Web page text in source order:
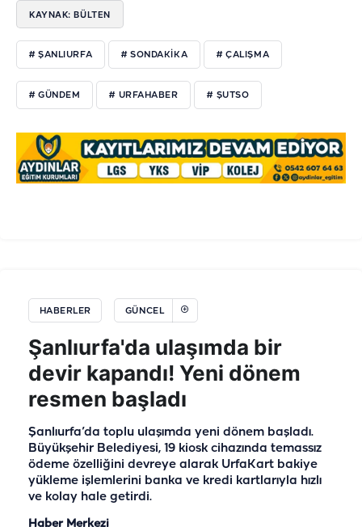
KAYNAK: BÜLTEN
# ŞANLIURFA # SONDAKIKA # ÇALIŞMA
# GÜNDEM # URFAHABER # ŞUTSO
HABERLER GÜNCEL
Şanlıurfa'da ulaşımda bir
devir kapandı! Yeni dönem
resmen başladı
Şanlıurfa’da toplu ulaşımda yeni dönem başladı.
Büyükşehir Belediyesi, 19 kiosk cihazında temassız
ödeme özelliğini devreye alarak UrfaKart bakiye
yükleme işlemlerini banka ve kredi kartlarıyla hızlı
ve kolay hale getirdi.
Haber Merkezi